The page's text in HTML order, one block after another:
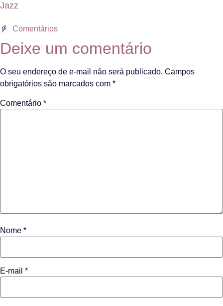
Jazz
Comentários
Deixe um comentário
O seu endereço de e-mail não será publicado. Campos
obrigatórios são marcados com *
Comentário *
Nome *
E-mail *